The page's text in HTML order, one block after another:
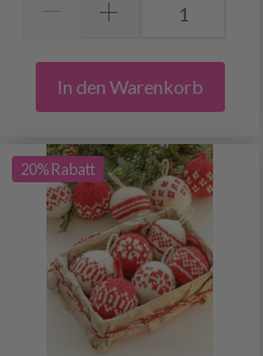
In den Warenkorb
20% Rabatt